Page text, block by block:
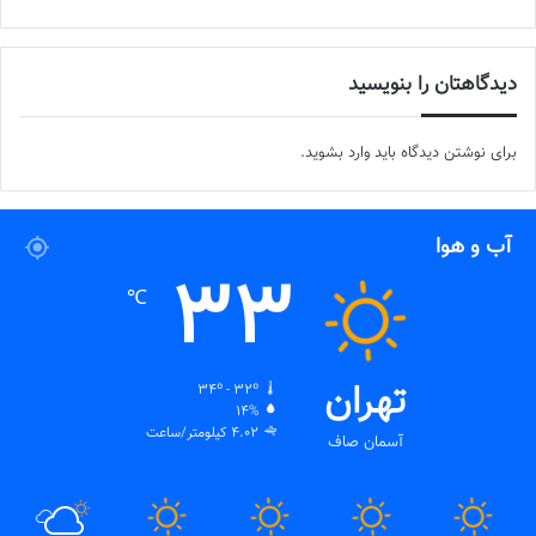
دیدگاهتان را بنویسید
برای نوشتن دیدگاه باید وارد بشوید.
آب و هوا
تهران
آسمان صاف
33
℃
34º - 32º
14%
4.02 کیلومتر/ساعت